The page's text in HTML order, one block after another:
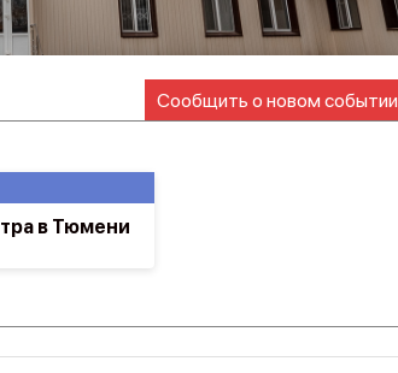
Сообщить о новом событии
в Тюмени